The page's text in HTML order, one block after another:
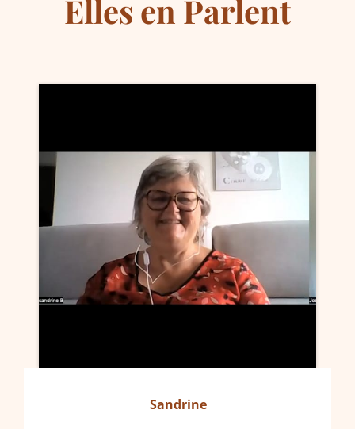
Elles en Parlent
Sandrine